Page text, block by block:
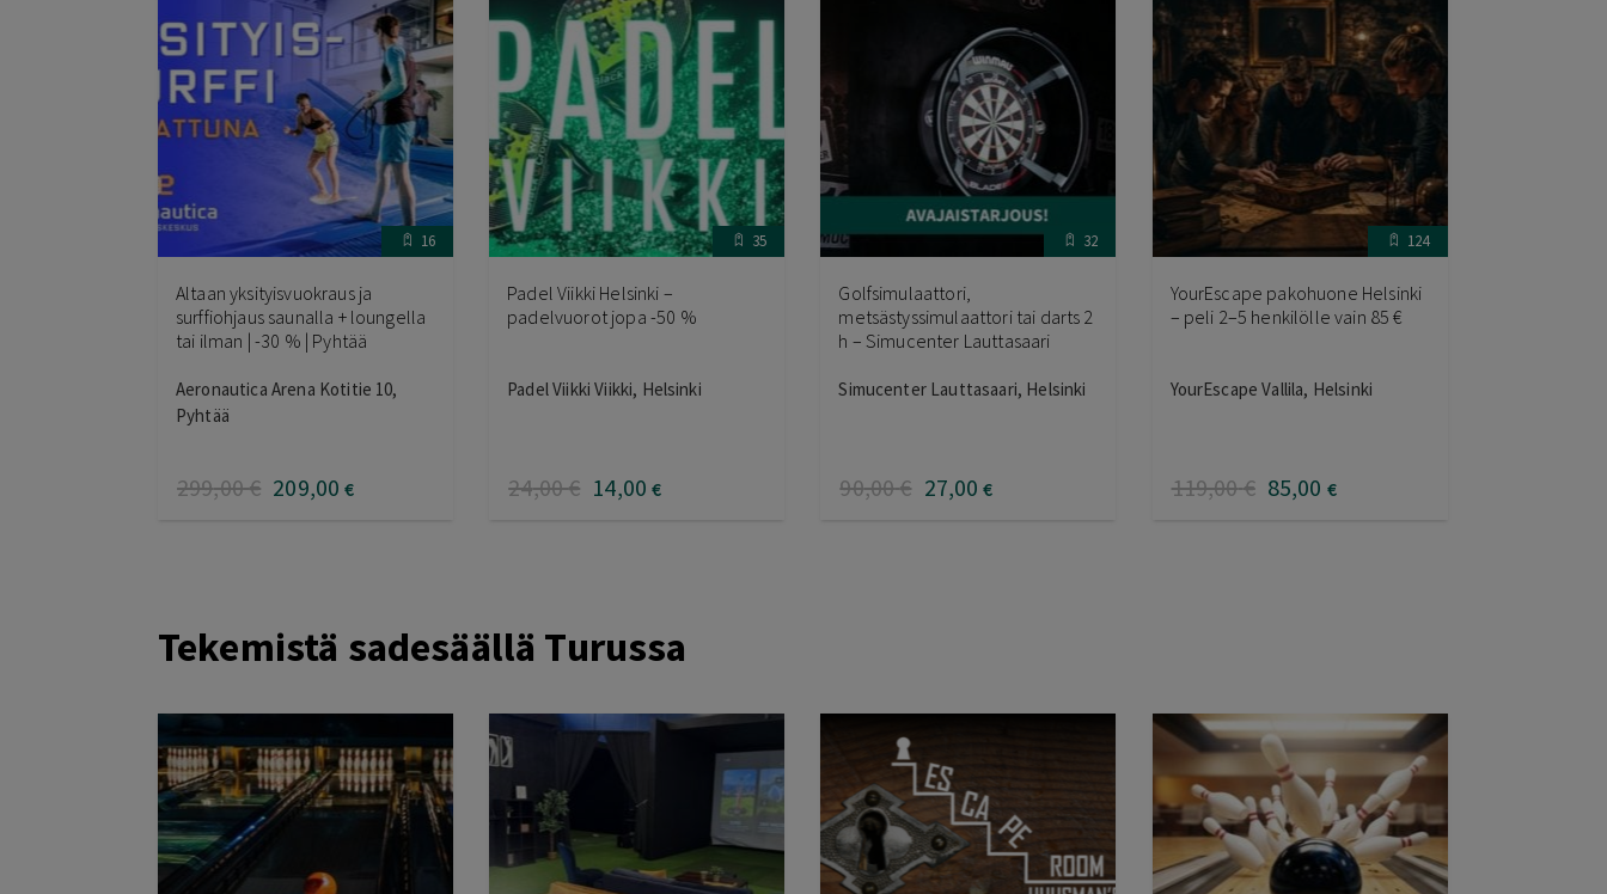
16
Altaan yksityisvuokraus ja
surffiohjaus saunalla + loungella
tai ilman | -30 % | Pyhtää
Aeronautica Arena Kotitie 10,
Pyhtää
299,00€ 209,00 €
35
Padel Viikki Helsinki –
padelvuorot jopa -50 %
Padel Viikki Viikki, Helsinki
24,00€ 14,00 €
32
Golfsimulaattori,
metsästyssimulaattori tai darts 2
h – Simucenter Lauttasaari
Simucenter Lauttasaari, Helsinki
90,00€ 27,00 €
124
YourEscape pakohuone Helsinki
– peli 2–5 henkilölle vain 85 €
YourEscape Vallila, Helsinki
119,00€ 85,00 €
Tekemistä sadesäällä Turussa